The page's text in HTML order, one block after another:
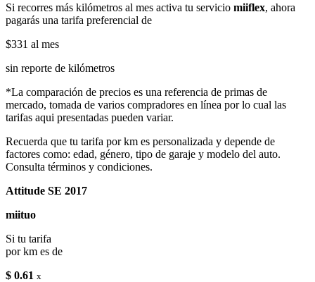
Si recorres más kilómetros al mes activa tu servicio miiflex, ahora
pagarás una tarifa preferencial de
$331 al mes
sin reporte de kilómetros
*La comparación de precios es una referencia de primas de
mercado, tomada de varios compradores en línea por lo cual las
tarifas aqui presentadas pueden variar.
Recuerda que tu tarifa por km es personalizada y depende de
factores como: edad, género, tipo de garaje y modelo del auto.
Consulta términos y condiciones.
Attitude SE 2017
miituo
Si tu tarifa
por km es de
$ 0.61 x